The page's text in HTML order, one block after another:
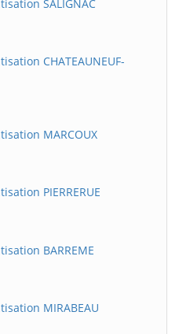
SALIGNAC
CHATEAUNEUF-
MARCOUX
PIERRERUE
BARREME
MIRABEAU